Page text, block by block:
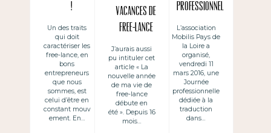
!
Un des traits
qui doit
caractériser les
free-lance, en
bons
entrepreneurs
que nous
sommes, est
celui d’être en
constant mouv
ement. En…
Vacances de
free-lance
J’aurais aussi
pu intituler cet
article « La
nouvelle année
de ma vie de
free-lance
débute en
été ». Depuis 16
mois…
professionnel
le dédiée à la
traduction –
Nantes
L’association
Mobilis Pays de
la Loire a
organisé,
vendredi 11
mars 2016, une
Journée
professionnelle
dédiée à la
traduction
dans…